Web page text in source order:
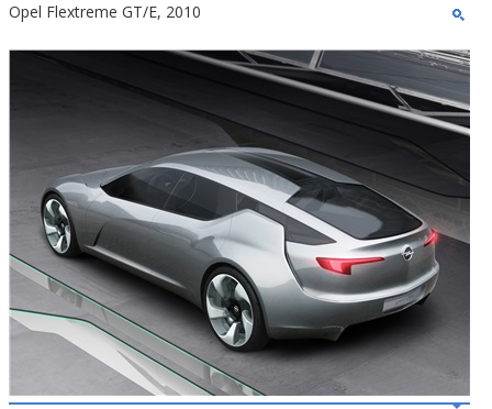
Opel Flextreme GT/E, 2010